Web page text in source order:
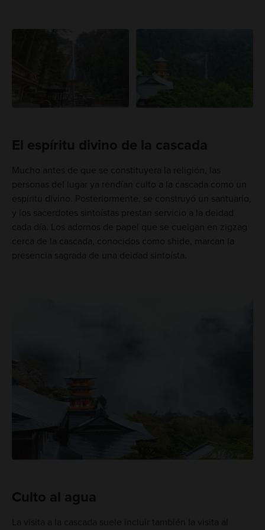
El espíritu divino de la cascada
Mucho antes de que se constituyera la religión, las
personas del lugar ya rendían culto a la cascada como un
espíritu divino. Posteriormente, se construyó un santuario,
y los sacerdotes sintoístas prestan servicio a la deidad
cada día. Los adornos de papel que se cuelgan en zigzag
cerca de la cascada, conocidos como shide, marcan la
presencia sagrada de una deidad sintoísta.
Culto al agua
La visita a la cascada suele incluir también la visita al